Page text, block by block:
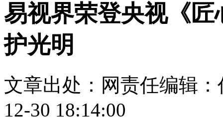
易视界荣登央视《
护光明
文章出处： 网责任编辑：
12-30 18:14:00